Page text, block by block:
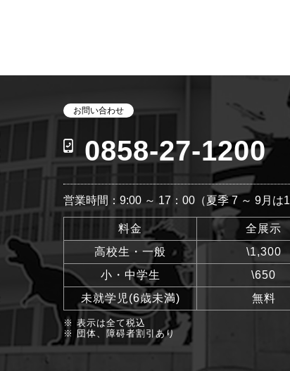
お問い合わせ
0858-27-1200
営業時間：9:00 ～ 17：00（夏季 7 ～ 9月は
料金 全展示
高校生・一般
\1,300
小・中学生
\650
未就学児(6歳未満)
無料
※ 表示は全て税込
※ 団体、障碍者割引あり